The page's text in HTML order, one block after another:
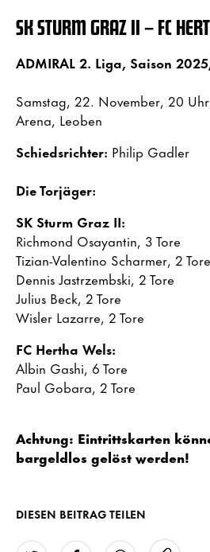
SK STURM GRAZ II – FC
ADMIRAL 2. Liga, Saison
Samstag, 22. November, 20
Arena, Leoben
Schiedsrichter: Philip Gadler
Die Torjäger:
SK Sturm Graz II:
Richmond Osayantin, 3 Tore
Tizian-Valentino Scharmer, 2 Tore
Dennis Jastrzembski, 2 Tore
Julius Beck, 2 Tore
Wisler Lazarre, 2 Tore
FC Hertha Wels:
Albin Gashi, 6 Tore
Paul Gobara, 2 Tore
Achtung: Eintrittskarten
bargeldlos gelöst werden!
DIESEN BEITRAG TEILEN